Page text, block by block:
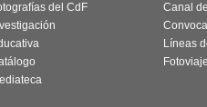
del CdF
Canal
Líneas